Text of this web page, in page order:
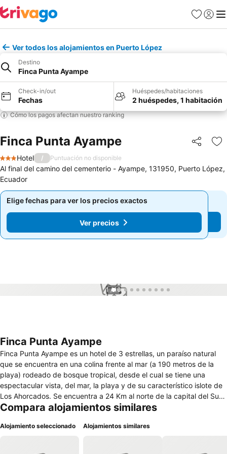
Favoritos
Iniciar
Ver todos los alojamientos en Puerto López
Destino
Finca Punta Ayampe
Check-in/out
Fechas
Huéspedes/habitaciones
2 huéspedes, 1 habitación
Cómo los pagos afectan nuestro ranking
Finca Punta Ayampe Compartir
3 Estrellas
Hotel / Puntuación no disponible
Al final del camino del cementerio - Ayampe, 131950, Puerto López,
Ecuador
Elige fechas para ver los precios exactos
Ver precios
Elige fechas para ver los precios exactos
Ver precios
1 / 10
Finca Punta Ayampe
Finca Punta Ayampe es un hotel de 3 estrellas, un paraíso natural
que se encuentra en una colina frente al mar (a 190 metros de la
playa) rodeado de bosque tropical, desde el cual se tiene una
espectacular vista, del mar, la playa y de su característico islote de
Los Ahorcados. Se encuentra a 24 Km al norte de la capital del Surf
Montañita y 14 Km al sur de Puerto López (centro de partida de los
Km S) y el puerto de Manta (135 Km N). Finca Punta Ayampe es el
Compara alojamientos similares
Alojamiento seleccionado Alojamientos similares